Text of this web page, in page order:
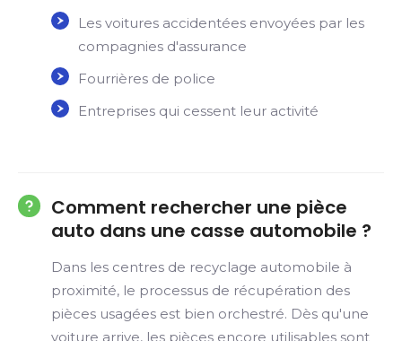
Les voitures accidentées envoyées par les
compagnies d'assurance
Fourrières de police
Entreprises qui cessent leur activité
Comment rechercher une pièce
auto dans une casse automobile ?
Dans les centres de recyclage automobile à
proximité, le processus de récupération des
pièces usagées est bien orchestré. Dès qu'une
voiture arrive, les pièces encore utilisables sont